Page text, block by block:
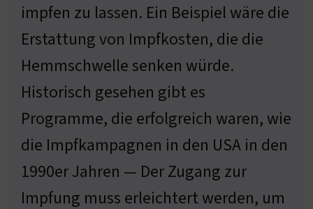
impfen zu lassen. Ein Beispiel wäre die
Erstattung von Impfkosten, die die
Hemmschwelle senken würde.
Historisch gesehen gibt es
Programme, die erfolgreich waren, wie
die Impfkampagnen in den USA in den
1990er Jahren — Der Zugang zur
Impfung muss erleichtert werden, um